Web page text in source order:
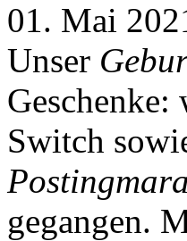
01. Mai
Unser
Switch
gegangen.